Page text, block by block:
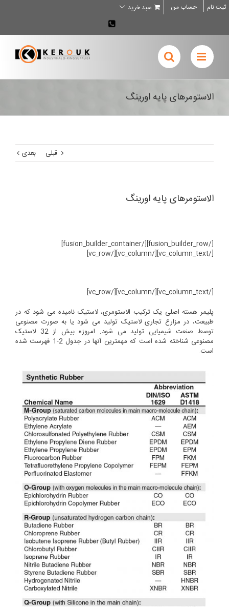
Skip
to
ثبت نام حساب من سبد خرید
02636707898
الاستومرهای پایه اورینگ
قبلی بعدی
الاستومرهای پایه اورینگ
[/fusion_builder_row][/fusion_builder_container]
[/vc_column_text][/vc_column][/vc_row]
[/vc_column_text][/vc_column][/vc_row]
پلیمر هسته اصلی یک ترکیب الاستومری، لاستیک نامیده می شود که در
طبیعت، در مزارع تجاری لاستیک تولید می شود یا به صورت مصنوعی
توسط صنعت شیمیایی تولید می شود. امروزه بیش از 32 لاستیک
مصنوعی شناخته شده است که مهمترین آنها در جدول 2-1 فهرست شده
است.